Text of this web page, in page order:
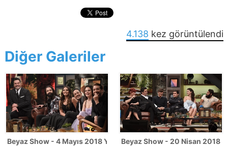
4.138 kez görüntülendi
Diğer Galeriler
Beyaz Show - 4 Mayıs 2018 Yayınından KarelerBeyaz Show - 20 Nisan 2018